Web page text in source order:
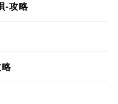
-攻略